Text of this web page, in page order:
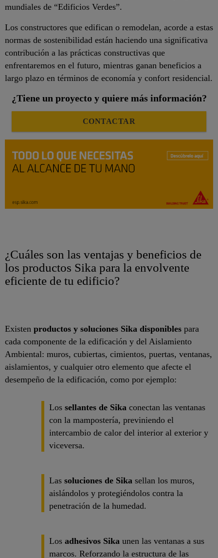
mundiales de “Edificios Verdes”.
Los constructores que edifican o remodelan, acorde a estas
normas de sostenibilidad están haciendo una significativa
contribución a las prácticas constructivas que
enfrentaremos en el futuro, mientras ganan beneficios a
largo plazo en términos de economía y confort residencial.
¿Tiene un proyecto y quiere más información?
CONTACTAR
¿Cuáles son las ventajas y beneficios de
los productos Sika para la envolvente
eficiente de tu edificio?
Existen productos y soluciones Sika disponibles para
cada componente de la edificación y del Aislamiento
Ambiental: muros, cubiertas, cimientos, puertas, ventanas,
aislamientos, y cualquier otro elemento que afecte el
desempeño de la edificación, como por ejemplo:
Los sellantes de Sika conectan las ventanas
con la mampostería, previniendo el
intercambio de calor del interior al exterior y
viceversa.
Las soluciones de Sika sellan los muros,
aislándolos y protegiéndolos contra la
penetración de la humedad.
Los adhesivos Sika unen las ventanas a sus
marcos. Reforzando la estructura de las